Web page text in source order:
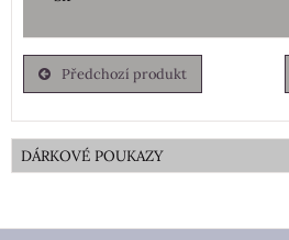
Předchozí produkt
DÁRKOVÉ POUKAZY